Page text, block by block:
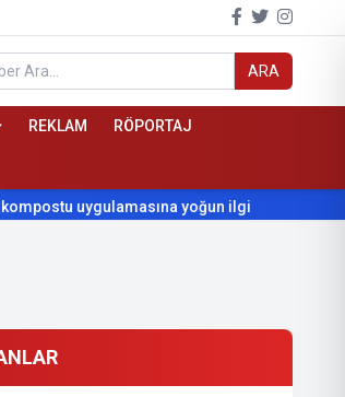
ARA
REKLAM RÖPORTAJ
uygulamasına yoğun ilgi